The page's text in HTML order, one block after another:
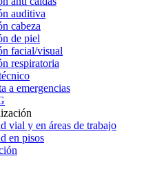
auditiva
cabeza
de piel
facial/visual
respiratoria
a emergencias
vial y en áreas de trabajo
en pisos